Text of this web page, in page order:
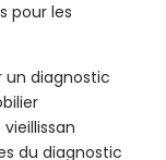
pour les
un diagnostic
du diagnostic